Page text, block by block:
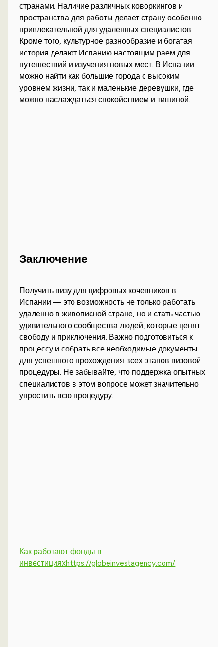
странами. Наличие различных коворкингов и
пространства для работы делает страну особенно
привлекательной для удаленных специалистов.
Кроме того, культурное разнообразие и богатая
история делают Испанию настоящим раем для
путешествий и изучения новых мест. В Испании
можно найти как большие города с высоким
уровнем жизни, так и маленькие деревушки, где
можно наслаждаться спокойствием и тишиной.
Заключение
Получить визу для цифровых кочевников в
Испании — это возможность не только работать
удаленно в живописной стране, но и стать частью
удивительного сообщества людей, которые ценят
свободу и приключения. Важно подготовиться к
процессу и собрать все необходимые документы
для успешного прохождения всех этапов визовой
процедуры. Не забывайте, что поддержка опытных
специалистов в этом вопросе может значительно
упростить всю процедуру.
Как работают фонды в
инвестицияхhttps://globeinvestagency.com/